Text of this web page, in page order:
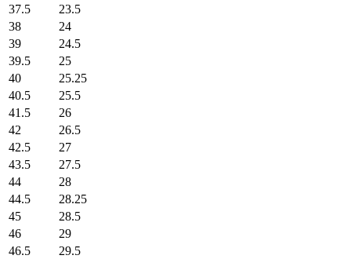
37.5
23.5
38
24
39
24.5
39.5
25
40
25.25
40.5
25.5
41.5
26
42
26.5
42.5
27
43.5
27.5
44
28
44.5
28.25
45
28.5
46
29
46.5
29.5